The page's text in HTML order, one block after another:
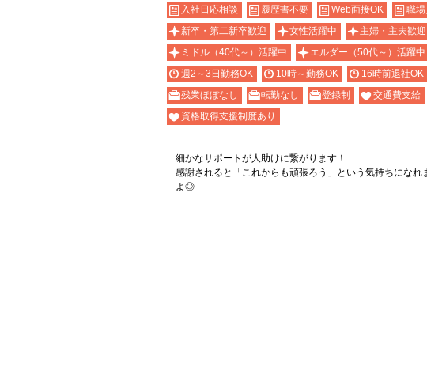
入社日応相談 履歴書不要 Web面接OK 職場
新卒・第二新卒歓迎
女性活躍中 主婦・主夫歓迎
ミドル（40代～）活躍中
エルダー（50代～）活躍中
週2～3日勤務OK
10時～勤務OK 16時前退社OK
残業ほぼなし
転勤なし 登録制 交通費支給
資格取得支援制度あり
細かなサポートが人助けに繋がります！
感謝されると「これからも頑張ろう」という気持ちになれ
よ◎